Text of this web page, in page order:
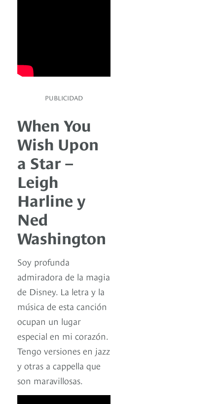
PUBLICIDAD
When You
Wish Upon
a Star –
Leigh
Harline y
Ned
Washington
Soy profunda
admiradora de la magia
de Disney. La letra y la
música de esta canción
ocupan un lugar
especial en mi corazón.
Tengo versiones en jazz
y otras a cappella que
son maravillosas.